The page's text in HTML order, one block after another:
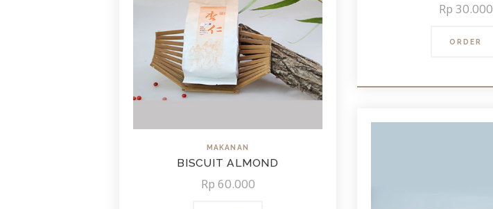
MAKANAN
BISCUIT ALMOND
Rp 60.000
Rp 30.000
ORDER